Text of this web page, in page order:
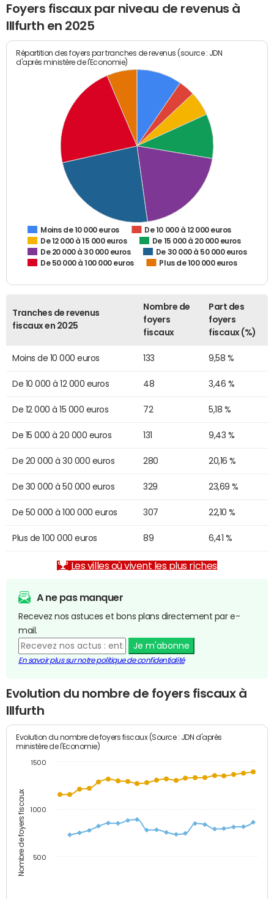
Foyers fiscaux par niveau de revenus à
Illfurth en 2025
Répartition des foyers par tranches de revenus (source : JDN
d'après ministère de l'Economie)
Moins de 10 000 euros
De 10 000 à 12 000 euros
De 12 000 à 15 000 euros
De 15 000 à 20 000 euros
De 20 000 à 30 000 euros
De 30 000 à 50 000 euros
De 50 000 à 100 000 euros
Plus de 100 000 euros
Tranches de revenus
fiscaux en 2025
Nombre de
foyers
fiscaux
Part des
foyers
fiscaux (%)
Moins de 10 000 euros 133 9,58 %
De 10 000 à 12 000 euros 48 3,46 %
De 12 000 à 15 000 euros 72 5,18 %
De 15 000 à 20 000 euros 131 9,43 %
De 20 000 à 30 000 euros 280 20,16 %
De 30 000 à 50 000 euros 329 23,69 %
De 50 000 à 100 000 euros 307 22,10 %
Plus de 100 000 euros 89 6,41 %
Les villes où vivent les plus riches
A ne pas manquer
Recevez nos astuces et bons plans directement par e-
mail.
Je m'abonne
En savoir plus sur notre politique de confidentialité
Evolution du nombre de foyers fiscaux à
Illfurth
Nombre de foyers fiscaux
Evolution du nombre de foyers fiscaux (Source : JDN d'après
ministère de l'Economie)
500
1000
1500